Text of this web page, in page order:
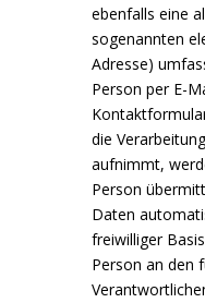
ebenfalls eine
sogenannten
Adresse)
Person per E-
die
aufnimmt,
Person
Daten
freiwilliger
Person an den